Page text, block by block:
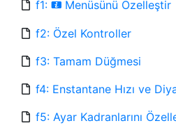
f1: i Menüsünü Özelleştir
f2: Özel Kontroller
f3: Tamam Düğmesi
f4: Enstantane Hızı ve
f5: Ayar Kadranlarını